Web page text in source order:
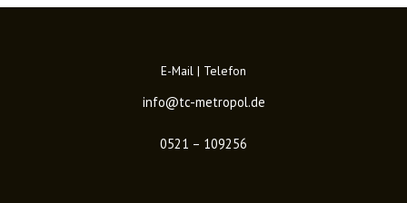
E-Mail | Telefon
info@tc-metropol.de
0521 – 109256